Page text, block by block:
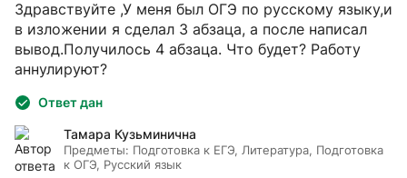
Здравствуйте ,У меня был ОГЭ по русскому языку,и
в изложении я сделал 3 абзаца, а после написал
вывод.Получилось 4 абзаца. Что будет? Работу
аннулируют?
Ответ дан
Тамара Кузьминична
Предметы: Подготовка к ЕГЭ, Литература, Подготовка
к ОГЭ, Русский язык